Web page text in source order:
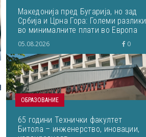
Македонија пред Бугарија, но зад
Србија и Црна Гора: Големи разлики
во минималните плати во Европа
05.08.2026 0
ОБРАЗОВАНИЕ
65 години Технички факултет
Битола – инженерство, иновации,